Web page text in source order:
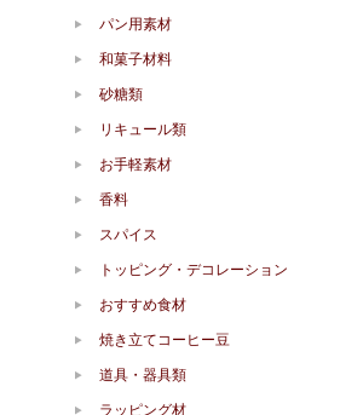
パン用素材
和菓子材料
砂糖類
リキュール類
お手軽素材
香料
スパイス
トッピング・デコレーション
おすすめ食材
焼き立てコーヒー豆
道具・器具類
ラッピング材